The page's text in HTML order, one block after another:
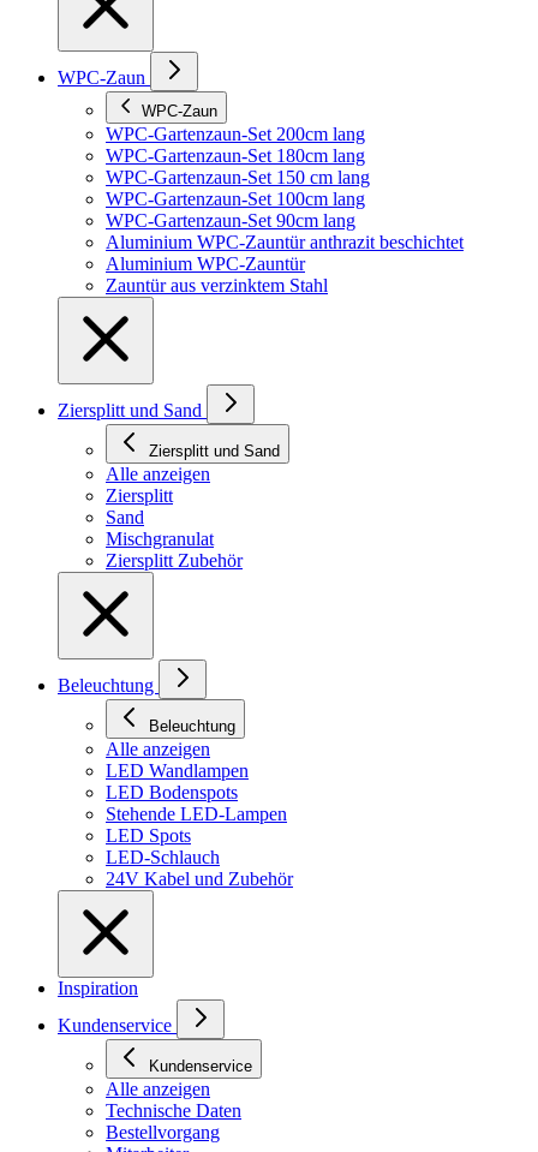
WPC-Zaun
WPC-Zaun
WPC-Gartenzaun-Set 200cm lang
WPC-Gartenzaun-Set 180cm lang
WPC-Gartenzaun-Set 150 cm lang
WPC-Gartenzaun-Set 100cm lang
WPC-Gartenzaun-Set 90cm lang
Aluminium WPC-Zauntür anthrazit beschichtet
Aluminium WPC-Zauntür
Zauntür aus verzinktem Stahl
Ziersplitt und Sand
Ziersplitt und Sand
Alle anzeigen
Ziersplitt
Sand
Mischgranulat
Ziersplitt Zubehör
Beleuchtung
Beleuchtung
Alle anzeigen
LED Wandlampen
LED Bodenspots
Stehende LED-Lampen
LED Spots
LED-Schlauch
24V Kabel und Zubehör
Inspiration
Kundenservice
Kundenservice
Alle anzeigen
Technische Daten
Bestellvorgang